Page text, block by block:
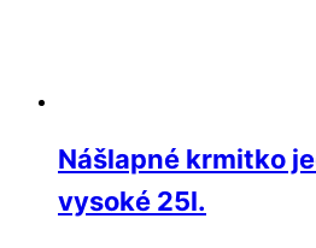
Nášlapné krmitko
vysoké 25l.